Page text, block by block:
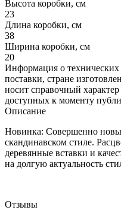
Высота коробки, см
23
Длина коробки, см
38
Ширина коробки, см
20
Информация о технических
поставки, стране
носит справочный
доступных к моменту
Описание
Новинка: Совершенно
скандинавском стиле.
деревянные вставки и
на долгую актуальность
Отзывы